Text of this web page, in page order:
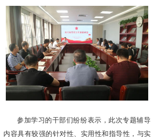
参加学习的干部们纷纷表示，此次专题辅导
内容具有较强的针对性、实用性和指导性，与实